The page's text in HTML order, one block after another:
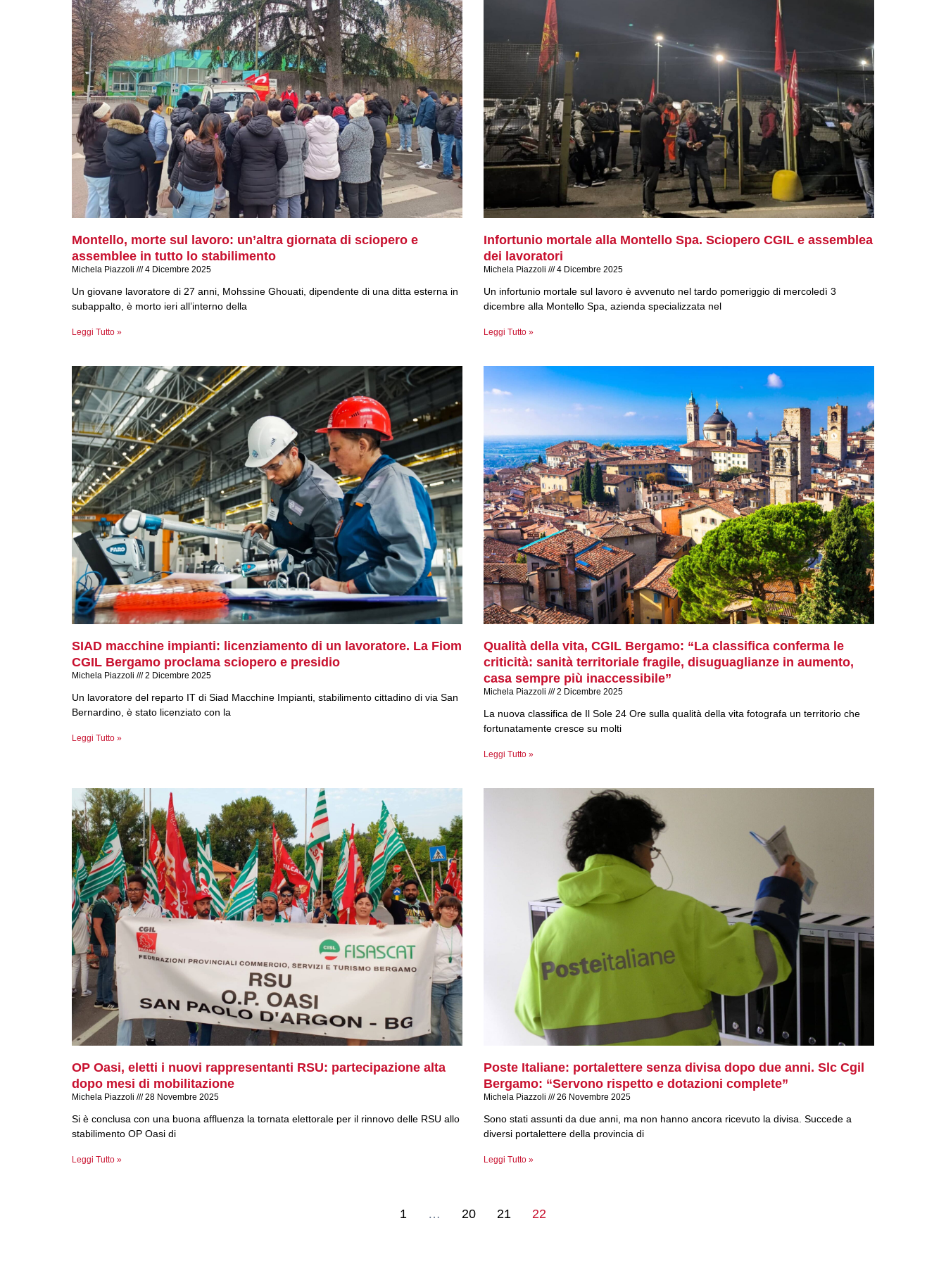
Montello, morte sul lavoro: un’altra giornata di sciopero e
assemblee in tutto lo stabilimento
Michela Piazzoli 4 Dicembre 2025
Un giovane lavoratore di 27 anni, Mohssine Ghouati, dipendente di una ditta esterna in
subappalto, è morto ieri all’interno della
Leggi Tutto »
Infortunio mortale alla Montello Spa. Sciopero CGIL e assemblea
dei lavoratori
Michela Piazzoli 4 Dicembre 2025
Un infortunio mortale sul lavoro è avvenuto nel tardo pomeriggio di mercoledì 3
dicembre alla Montello Spa, azienda specializzata nel
Leggi Tutto »
SIAD macchine impianti: licenziamento di un lavoratore. La Fiom
CGIL Bergamo proclama sciopero e presidio
Michela Piazzoli 2 Dicembre 2025
Un lavoratore del reparto IT di Siad Macchine Impianti, stabilimento cittadino di via San
Bernardino, è stato licenziato con la
Leggi Tutto »
Qualità della vita, CGIL Bergamo: “La classifica conferma le
criticità: sanità territoriale fragile, disuguaglianze in aumento,
casa sempre più inaccessibile”
Michela Piazzoli 2 Dicembre 2025
La nuova classifica de Il Sole 24 Ore sulla qualità della vita fotografa un territorio che
fortunatamente cresce su molti
Leggi Tutto »
OP Oasi, eletti i nuovi rappresentanti RSU: partecipazione alta
dopo mesi di mobilitazione
Michela Piazzoli 28 Novembre 2025
Si è conclusa con una buona affluenza la tornata elettorale per il rinnovo delle RSU allo
stabilimento OP Oasi di
Leggi Tutto »
Poste Italiane: portalettere senza divisa dopo due anni. Slc Cgil
Bergamo: “Servono rispetto e dotazioni complete”
Michela Piazzoli 26 Novembre 2025
Sono stati assunti da due anni, ma non hanno ancora ricevuto la divisa. Succede a
diversi portalettere della provincia di
Leggi Tutto »
g
i
n
a
1 …
g
i
n
a
20
n
a
21
n
a
22